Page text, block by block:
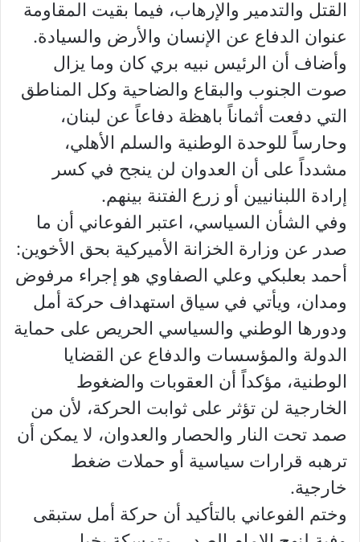
القتل والتدمير والإرهاب، فيما بقيت المقاومة
عنوان الدفاع عن الإنسان والأرض والسيادة.
وأضاف أن الرئيس نبيه بري كان وما يزال
صوت الجنوب والبقاع والضاحية وكل المناطق
التي دفعت أثماناً باهظة دفاعاً عن لبنان،
وحارساً للوحدة الوطنية والسلم الأهلي،
مشدداً على أن العدوان لن ينجح في كسر
إرادة اللبنانيين أو زرع الفتنة بينهم.
وفي الشأن السياسي، اعتبر الفوعاني أن ما
صدر عن وزارة الخزانة الأميركية بحق الأخوين:
أحمد بعلبكي وعلي الصفاوي هو إجراء مرفوض
ومدان، ويأتي في سياق استهداف حركة أمل
ودورها الوطني والسياسي الحريص على حماية
الدولة والمؤسسات والدفاع عن القضايا
الوطنية، مؤكداً أن العقوبات والضغوط
الخارجية لن تؤثر على ثوابت الحركة، لأن من
صمد تحت النار والحصار والعدوان، لا يمكن أن
ترهبه قرارات سياسية أو حملات ضغط
خارجية.
وختم الفوعاني بالتأكيد أن حركة أمل ستبقى